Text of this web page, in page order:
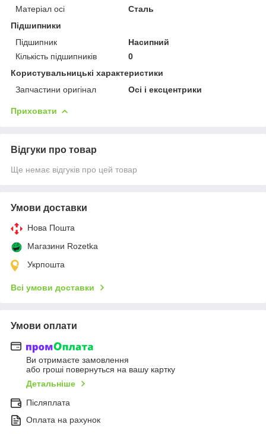
Матеріал осі
Сталь
Підшипники
Підшипник
Насипний
Кількість підшипників
0
Користувальницькі характеристики
Запчастини оригінал
Осі і ексцентрики
Приховати
Відгуки про товар
Ще немає відгуків про цей товар
Умови доставки
Нова Пошта
Магазини Rozetka
Укрпошта
Всі умови доставки
Умови оплати
Ви отримаєте замовлення
або гроші повернуться на вашу картку
Детальніше
Післяплата
Оплата на рахунок